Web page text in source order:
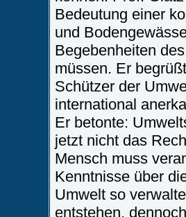
Bedeutung einer
und
Begebenheiten
müssen. Er
Schützer der
international
Er betonte:
jetzt nicht das
Mensch muss
Kenntnisse über
Umwelt so
entstehen,